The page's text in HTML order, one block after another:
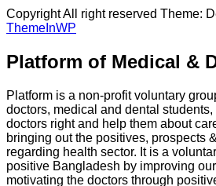
Copyright All right reserved Theme:
ThemeInWP
Platform of Medical &
Platform is a non-profit voluntary
doctors, medical and dental
doctors right and help them about
bringing out the positives, prospects
regarding health sector. It is a
positive Bangladesh by improving
motivating the doctors through